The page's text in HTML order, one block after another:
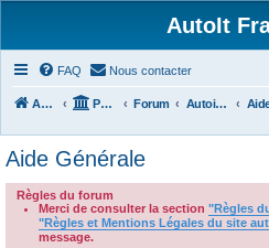
AutoIt
FAQ Nous contacter
Accueil Portail Forum Autoit v3
Aide Générale
Règles du forum
Merci de consulter la section "Règles
"Règles et Mentions Légales du site
message.